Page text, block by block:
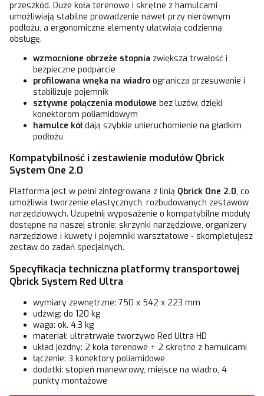
przeszkód. Duże koła terenowe i skrętne z hamulcami
umożliwiają stabilne prowadzenie nawet przy nierównym
podłożu, a ergonomiczne elementy ułatwiają codzienną
obsługę.
wzmocnione obrzeże stopnia zwiększa trwałość i
bezpieczne podparcie
profilowana wnęka na wiadro ogranicza przesuwanie i
stabilizuje pojemnik
sztywne połączenia modułowe bez luzów, dzięki
konektorom poliamidowym
hamulce kółdają szybkie unieruchomienie na gładkim
podłożu
Kompatybilność i zestawienie modułów Qbrick
System One 2.0
Platforma jest w pełni zintegrowana z linią Qbrick One 2.0, co
umożliwia tworzenie elastycznych, rozbudowanych zestawów
narzędziowych. Uzupełnij wyposażenie o kompatybilne moduły
dostępne na naszej stronie: skrzynki narzędziowe, organizery
narzędziowe i kuwety i pojemniki warsztatowe - skompletujesz
zestaw do zadań specjalnych.
Specyfikacja techniczna platformy transportowej
Qbrick System Red Ultra
wymiary zewnętrzne: 750 x 542 x 223 mm
udźwig: do 120 kg
waga: ok. 4,3 kg
materiał: ultratrwałe tworzywo Red Ultra HD
układ jezdny: 2 koła terenowe + 2 skrętne z hamulcami
łączenie: 3 konektory poliamidowe
dodatki: stopień manewrowy, miejsce na wiadro, 4
punkty montażowe